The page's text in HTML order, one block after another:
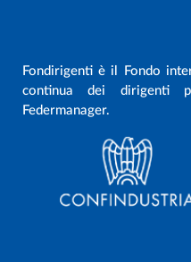
Fondirigenti è il Fondo
continua dei dirigenti
Federmanager.